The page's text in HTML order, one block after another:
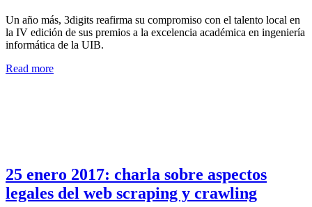
Un año más, 3digits reafirma su compromiso con el talento local en
la IV edición de sus premios a la excelencia académica en ingeniería
informática de la UIB.
Read more
25 enero 2017: charla sobre aspectos
legales del web scraping y crawling